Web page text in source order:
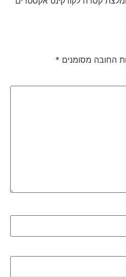
החובה מסומנים *